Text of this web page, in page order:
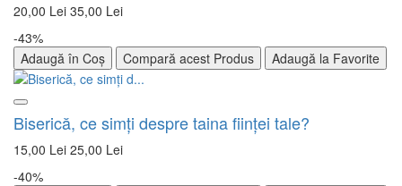
20,00 Lei 35,00 Lei
-43%
Adaugă în Coș
Compară acest Produs Adaugă la Favorite
Biserică, ce simţi despre taina fiinţei tale?
15,00 Lei 25,00 Lei
-40%